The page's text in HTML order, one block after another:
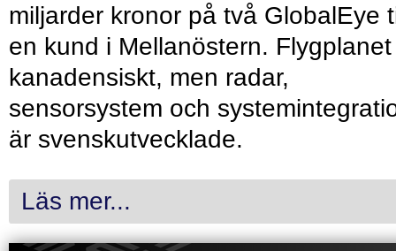
miljarder kronor på två GlobalEye
en kund i Mellanöstern.
kanadensiskt, men radar,
sensorsystem och
är svenskutvecklade.
Läs mer...